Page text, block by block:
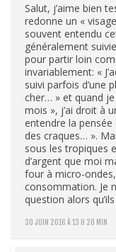
30 JUIN 2016 À 13 H 20 MIN
Salut, j’aime bien
redonne un «
souvent entendu
généralement
pour partir loin
invariablement: «
suivi parfois d’une
cher… » et quand
mois », j’ai droit à
entendre la
des craques… ».
sous les tropiques
d’argent que moi
four à micro-
consommation. Je
question alors